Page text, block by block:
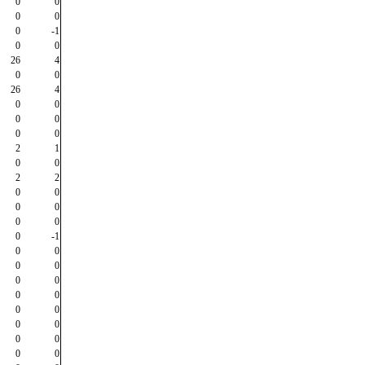
0
0
0
-1
0
0
26
4
0
0
26
4
0
0
0
0
0
0
2
1
0
0
2
2
0
0
0
0
0
0
0
-1
0
0
0
0
0
0
0
0
0
0
0
0
0
0
0
0